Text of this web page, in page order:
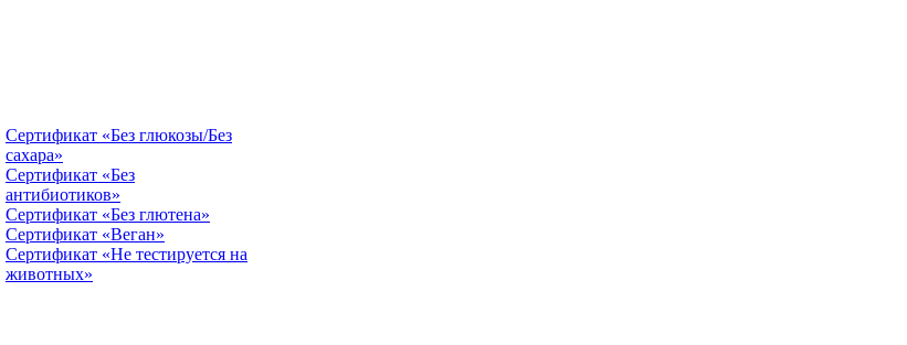
Сертификат «Без глюкозы/Без
сахара»
Сертификат «Без
антибиотиков»
Сертификат «Без глютена»
Сертификат «Веган»
Сертификат «Не тестируется на
животных»